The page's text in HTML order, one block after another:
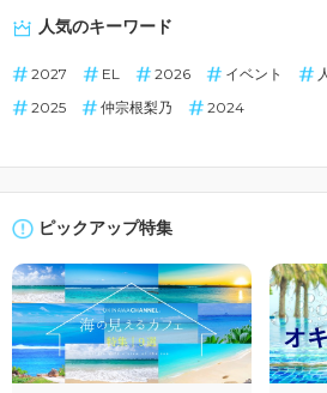
人気のキーワード
2027 EL 2026 イベント
2025
仲宗根梨乃 2024
ピックアップ特集